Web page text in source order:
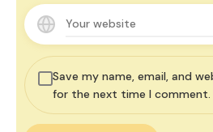
Save my name, email, and
for the next time I comment.